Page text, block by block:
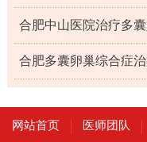
合肥中山医院治疗多
合肥多囊卵巢综合症
网站首页 医师团队